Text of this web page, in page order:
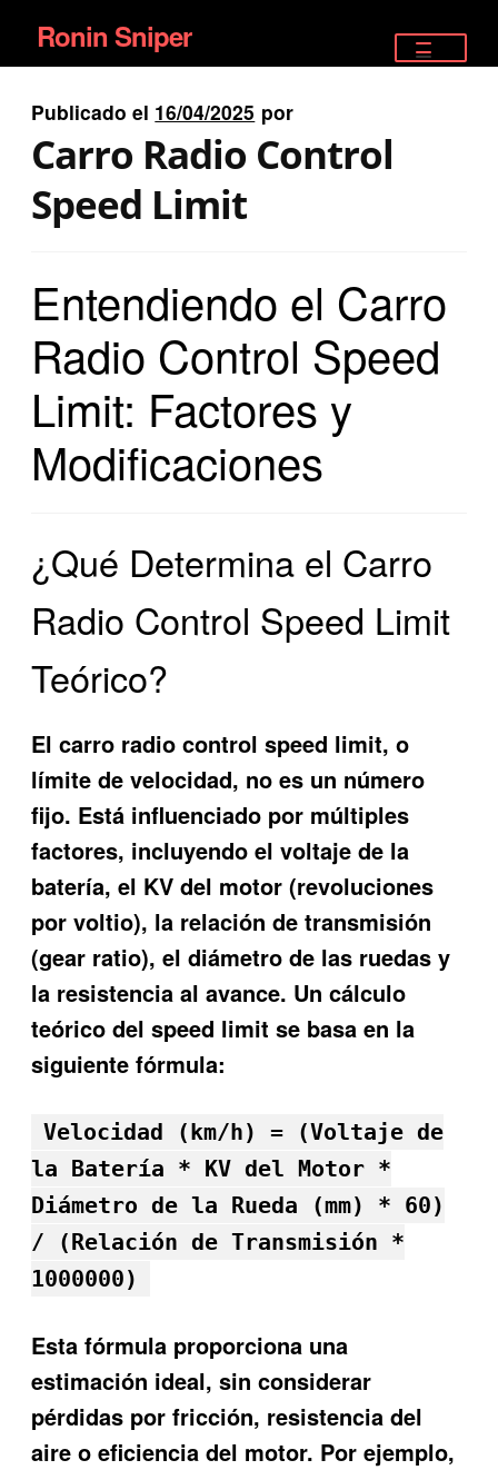
Ir
a
la
navegación
Ir
al
contenido
Ronin Sniper
EQUIPAMIENTO ÉLITE
SATELITALES
Publicado el 16/04/2025 por
Carro Radio Control
Speed Limit
Entendiendo el Carro
Radio Control Speed
Limit: Factores y
Modificaciones
¿Qué Determina el Carro
Radio Control Speed Limit
Teórico?
El carro radio control speed limit, o
límite de velocidad, no es un número
fijo. Está influenciado por múltiples
factores, incluyendo el voltaje de la
batería, el KV del motor (revoluciones
por voltio), la relación de transmisión
(gear ratio), el diámetro de las ruedas y
la resistencia al avance. Un cálculo
teórico del speed limit se basa en la
siguiente fórmula:
Velocidad (km/h) = (Voltaje de
la Batería * KV del Motor *
Diámetro de la Rueda (mm) * 60)
/ (Relación de Transmisión *
1000000)
Esta fórmula proporciona una
estimación ideal, sin considerar
pérdidas por fricción, resistencia del
aire o eficiencia del motor. Por ejemplo,